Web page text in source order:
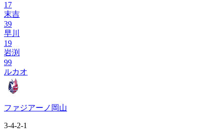
17
末吉
39
早川
19
岩渕
99
ルカオ
ファジアーノ岡山
3-4-2-1